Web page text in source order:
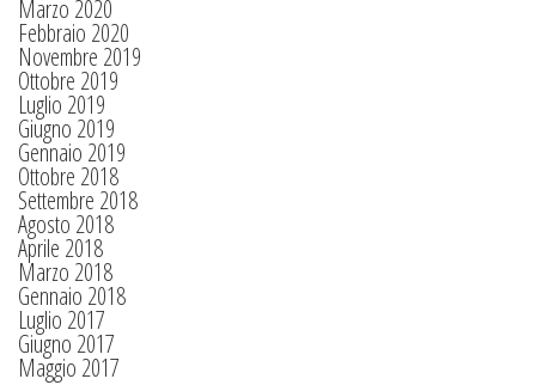
Marzo 2020
Febbraio 2020
Novembre 2019
Ottobre 2019
Luglio 2019
Giugno 2019
Gennaio 2019
Ottobre 2018
Settembre 2018
Agosto 2018
Aprile 2018
Marzo 2018
Gennaio 2018
Luglio 2017
Giugno 2017
Maggio 2017